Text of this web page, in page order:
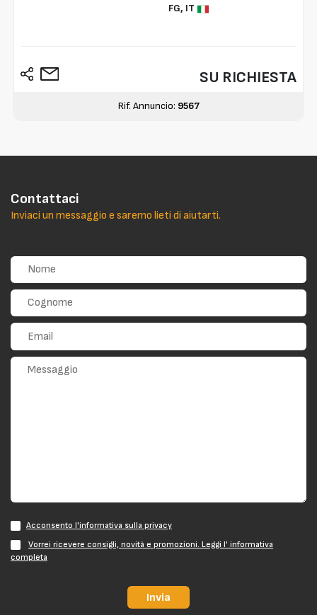
FG, IT
SU RICHIESTA
Rif. Annuncio: 9567
Contattaci
Inviaci un messaggio e saremo lieti di aiutarti.
Acconsento l'informativa sulla privacy
Vorrei ricevere consigli, novità e promozioni. Leggi l' informativa
completa
Invia